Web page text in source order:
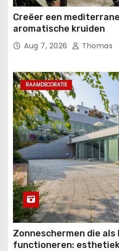
Creëer een
aromatische kruiden
Aug 7, 2026 Thomas
RAAMDECORATIE
Zonneschermen die
functioneren: